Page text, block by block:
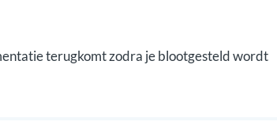
terugkomt zodra je blootgesteld wordt